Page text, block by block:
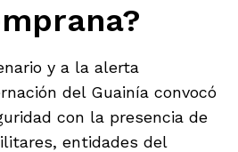
y a la alerta
del Guainía convocó
con la presencia de
entidades del